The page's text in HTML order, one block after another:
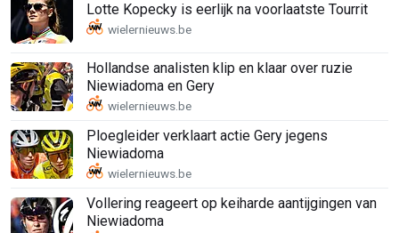
Lotte Kopecky is eerlijk na voorlaatste Tourrit
Hollandse analisten klip en klaar over ruzie
Niewiadoma en Gery
Ploegleider verklaart actie Gery jegens
Niewiadoma
Vollering reageert op keiharde aantijgingen van
Niewiadoma